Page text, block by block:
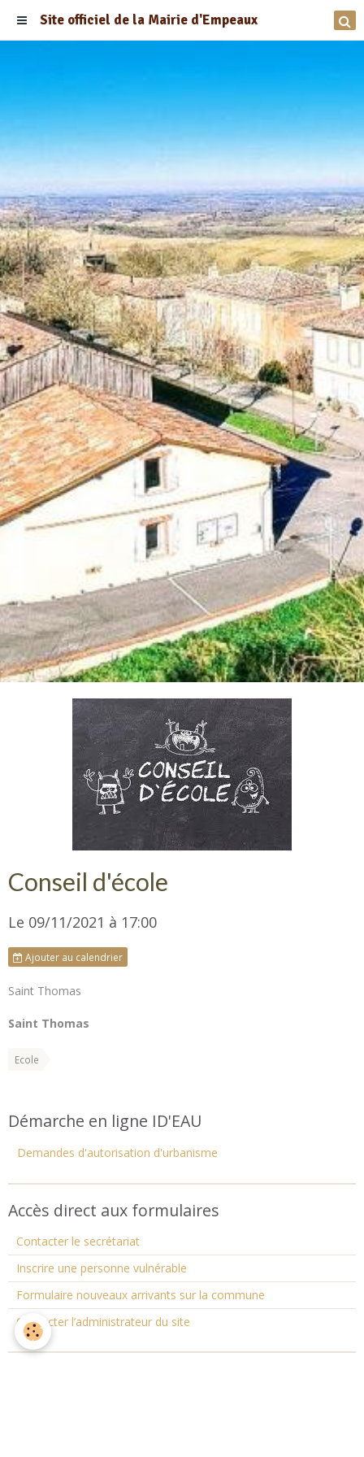
Site officiel de la Mairie d'Empeaux
Conseil d'école
Le 09/11/2021 à 17:00
Ajouter au calendrier
Saint Thomas
Saint Thomas
Ecole
Démarche en ligne ID'EAU
Demandes d'autorisation d'urbanisme
Accès direct aux formulaires
Contacter le secrétariat
Inscrire une personne vulnérable
Formulaire nouveaux arrivants sur la commune
Contacter l’administrateur du site